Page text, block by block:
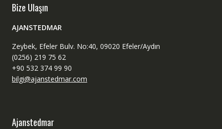
Bize Ulaşın
AJANSTEDMAR
Zeybek, Efeler Bulv. No:40, 09020 Efeler/Aydın
(0256) 219 75 62
+90 532 374 99 90
bilgi@ajanstedmar.com
Ajanstedmar